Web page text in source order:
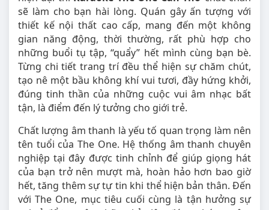
sẽ làm cho bạn hài lòng. Quán gây ấn tượng với
thiết kế nội thất cao cấp, mang đến một không
gian năng động, thời thường, rất phù hợp cho
những buổi tụ tập, “quẩy” hết mình cùng bạn bè.
Từng chi tiết trang trí đều thể hiện sự chăm chút,
tạo nê một bầu không khí vui tươi, đầy hứng khởi,
đúng tinh thần của những cuộc vui âm nhạc bất
tận, là điểm đến lý tưởng cho giới trẻ.
Chất lượng âm thanh là yếu tố quan trọng làm nên
tên tuổi của The One. Hệ thống âm thanh chuyên
nghiệp tại đây được tinh chỉnh để giúp giọng hát
của bạn trở nên mượt mà, hoàn hảo hơn bao giờ
hết, tăng thêm sự tự tin khi thể hiện bản thân. Đến
với The One, mục tiêu cuối cùng là tận hưởng sự